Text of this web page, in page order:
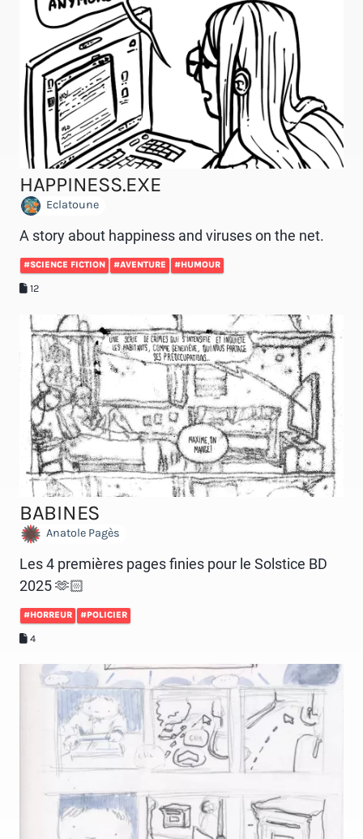
HAPPINESS.EXE
Eclatoune
A story about happiness and viruses on the net.
#SCIENCE FICTION #AVENTURE #HUMOUR
12
BABINES
Anatole Pagès
Les 4 premières pages finies pour le Solstice BD
2025 🫶🏻
#HORREUR #POLICIER
4